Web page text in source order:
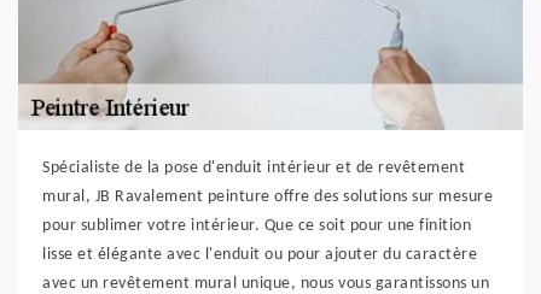
Spécialiste de la pose d'enduit intérieur et de revêtement
mural, JB Ravalement peinture offre des solutions sur mesure
pour sublimer votre intérieur. Que ce soit pour une finition
lisse et élégante avec l'enduit ou pour ajouter du caractère
avec un revêtement mural unique, nous vous garantissons un